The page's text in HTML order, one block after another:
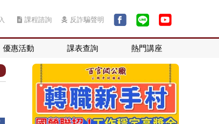
課程諮詢 反詐騙聲明
優惠活動 課表查詢 熱門講座